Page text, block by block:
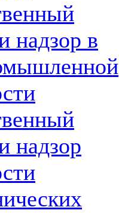
надзор в
надзор